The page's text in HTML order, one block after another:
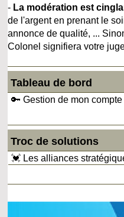
- La modération est
de l'argent en prenant le
annonce de qualité, ...
Colonel signifiera votre
Tableau de bord
🔑 Gestion de mon compte
Troc de solutions
💓 Les alliances